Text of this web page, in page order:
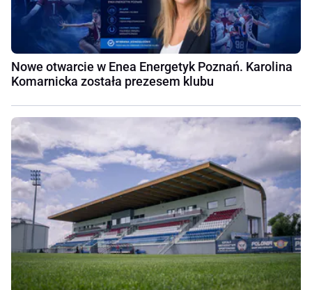
Nowe otwarcie w Enea Energetyk Poznań. Karolina
Komarnicka została prezesem klubu